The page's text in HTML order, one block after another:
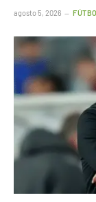
agosto 5, 2026